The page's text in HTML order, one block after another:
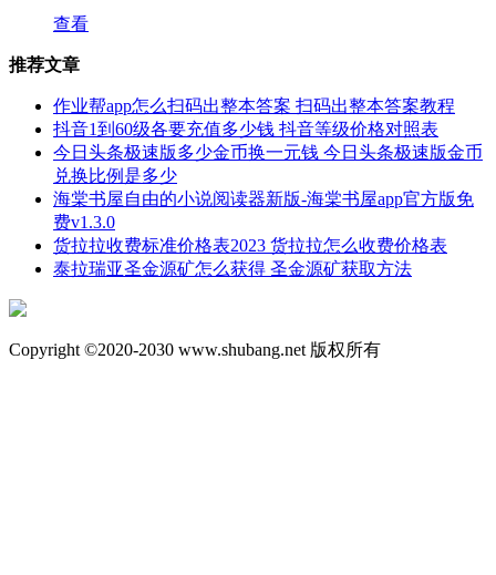
查看
推荐文章
作业帮app怎么扫码出整本答案 扫码出整本答案教程
抖音1到60级各要充值多少钱 抖音等级价格对照表
今日头条极速版多少金币换一元钱 今日头条极速版金币
兑换比例是多少
海棠书屋自由的小说阅读器新版-海棠书屋app官方版免
费v1.3.0
货拉拉收费标准价格表2023 货拉拉怎么收费价格表
泰拉瑞亚圣金源矿怎么获得 圣金源矿获取方法
Copyright ©2020-2030 www.shubang.net 版权所有